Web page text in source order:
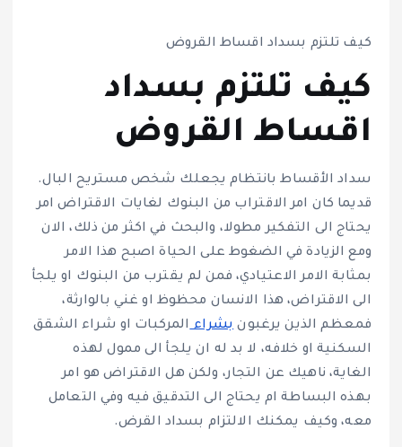
كيف تلتزم بسداد اقساط القروض
كيف تلتزم بسداد
اقساط القروض
سداد الأقساط بانتظام يجعلك شخص مستريح البال.
قديما كان امر الاقتراب من البنوك لغايات الاقتراض امر
يحتاج الى التفكير مطولا، والبحث في اكثر من ذلك، الان
ومع الزيادة في الضغوط على الحياة اصبح هذا الامر
بمثابة الامر الاعتيادي، فمن لم يقترب من البنوك او يلجأ
الى الاقتراض، هذا الانسان محظوظ او غني بالوارثة،
فمعظم الذين يرغبونبشراءالمركبات او شراء الشقق
السكنية او خلافه، لا بد له ان يلجأ الى ممول لهذه
الغاية، ناهيك عن التجار، ولكن هل الاقتراض هو امر
بهذه البساطة ام يحتاج الى التدقيق فيه وفي التعامل
معه، وكيف يمكنك الالتزام بسداد القرض.